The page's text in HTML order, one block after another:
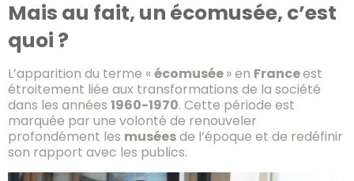
Mais au fait, un écomusée, c’est
quoi ?
L’apparition du terme «écomusée» en Franceest
étroitement liée aux transformations de la société
dans les années 1960-1970. Cette période est
marquée par une volonté de renouveler
profondément les muséesde l’époque et de redéfinir
son rapport avec les publics.